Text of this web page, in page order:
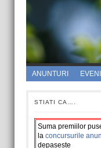
ANUNTURI
STIATI CA….
Suma premiilor
la concursurile
depaseste